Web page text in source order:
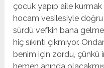
çocuk yapıp aile
hocam vesilesiyle
sürdü vefkin bana
hiç sıkıntı çıkmıyor.
benim için zordu, çünkü